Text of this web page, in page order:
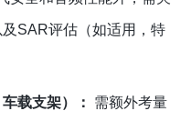
SAR评估（如适用，特
载支架）： 需额外考量